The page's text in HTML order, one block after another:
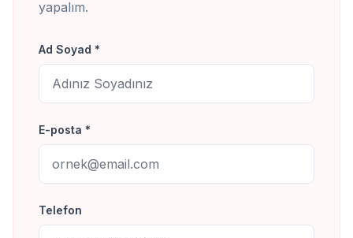
yapalım.
Ad Soyad *
E-posta *
Telefon